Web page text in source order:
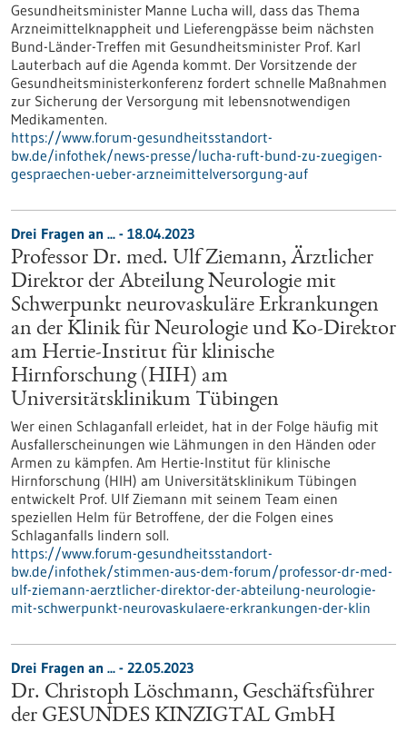
Gesundheitsminister Manne Lucha will, dass das Thema
Arzneimittelknappheit und Lieferengpässe beim nächsten
Bund-Länder-Treffen mit Gesundheitsminister Prof. Karl
Lauterbach auf die Agenda kommt. Der Vorsitzende der
Gesundheitsministerkonferenz fordert schnelle Maßnahmen
zur Sicherung der Versorgung mit lebensnotwendigen
Medikamenten.
https://www.forum-gesundheitsstandort-
bw.de/infothek/news-presse/lucha-ruft-bund-zu-zuegigen-
gespraechen-ueber-arzneimittelversorgung-auf
Drei Fragen an ... - 18.04.2023
Professor Dr. med. Ulf Ziemann, Ärztlicher
Direktor der Abteilung Neurologie mit
Schwerpunkt neurovaskuläre Erkrankungen
an der Klinik für Neurologie und Ko-Direktor
am Hertie-Institut für klinische
Hirnforschung (HIH) am
Universitätsklinikum Tübingen
Wer einen Schlaganfall erleidet, hat in der Folge häufig mit
Ausfallerscheinungen wie Lähmungen in den Händen oder
Armen zu kämpfen. Am Hertie-Institut für klinische
Hirnforschung (HIH) am Universitätsklinikum Tübingen
entwickelt Prof. Ulf Ziemann mit seinem Team einen
speziellen Helm für Betroffene, der die Folgen eines
Schlaganfalls lindern soll.
https://www.forum-gesundheitsstandort-
bw.de/infothek/stimmen-aus-dem-forum/professor-dr-med-
ulf-ziemann-aerztlicher-direktor-der-abteilung-neurologie-
mit-schwerpunkt-neurovaskulaere-erkrankungen-der-klin
Drei Fragen an ... - 22.05.2023
Dr. Christoph Löschmann, Geschäftsführer
der GESUNDES KINZIGTAL GmbH